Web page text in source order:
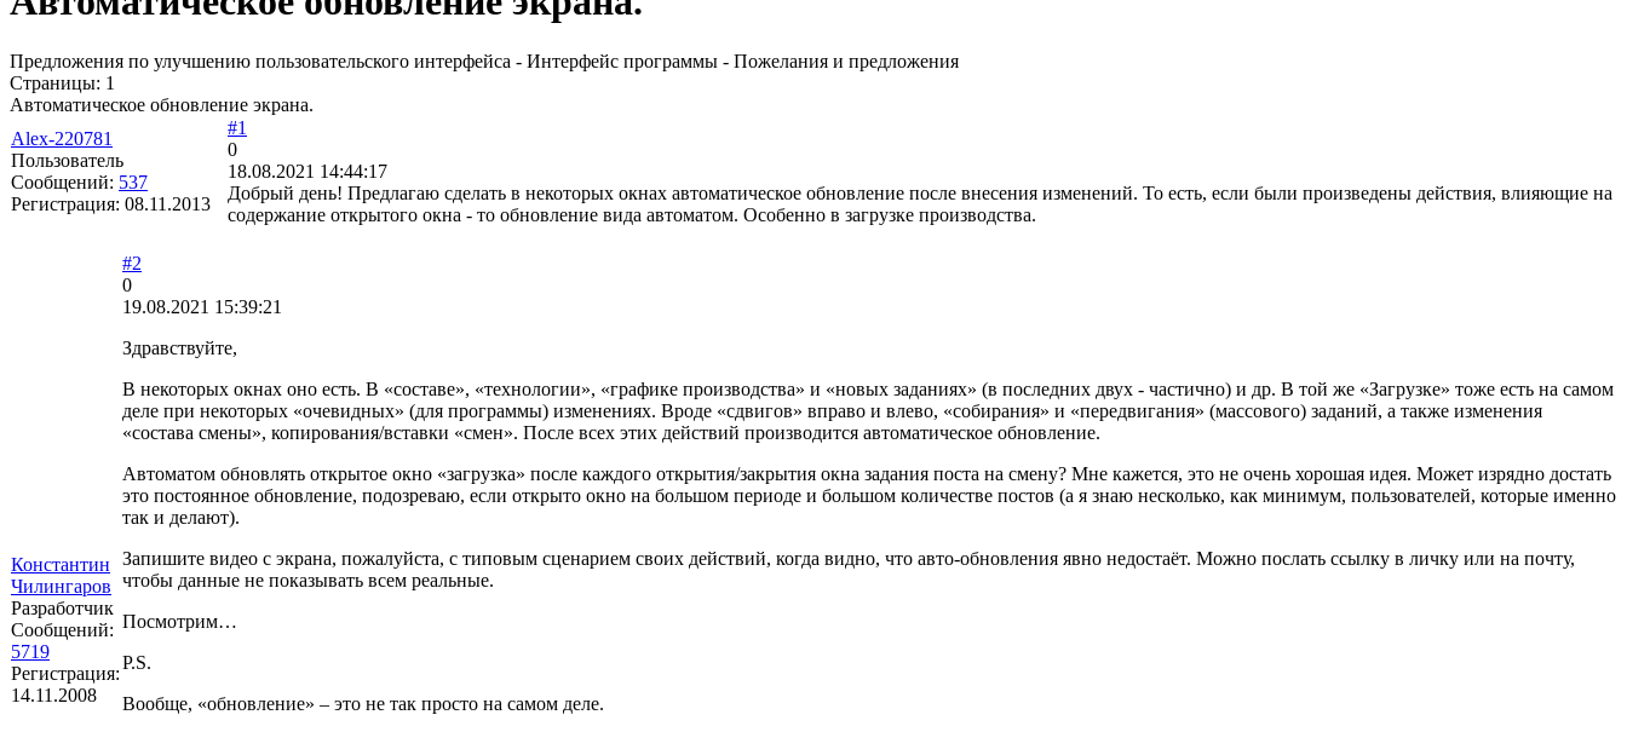
Предложения по улучшению пользовательского интерфейса - Интерфейс программы - Пожелания и предложения
Страницы: 1
Автоматическое обновление экрана.
Alex-220781
Пользователь
Сообщений: 537
Регистрация: 08.11.2013
#1
0
18.08.2021 14:44:17
Добрый день! Предлагаю сделать в некоторых окнах автоматическое обновление после внесения изменений. То есть, если были произведены действия, влияющие на
содержание открытого окна - то обновление вида автоматом. Особенно в загрузке производства.
Константин
Чилингаров
Разработчик
Сообщений:
5719
Регистрация:
14.11.2008
#2
0
19.08.2021 15:39:21
Здравствуйте,
В некоторых окнах оно есть. В «составе», «технологии», «графике производства» и «новых заданиях» (в последних двух - частично) и др. В той же «Загрузке» тоже есть на самом
деле при некоторых «очевидных» (для программы) изменениях. Вроде «сдвигов» вправо и влево, «собирания» и «передвигания» (массового) заданий, а также изменения
«состава смены», копирования/вставки «смен». После всех этих действий производится автоматическое обновление.
Автоматом обновлять открытое окно «загрузка» после каждого открытия/закрытия окна задания поста на смену? Мне кажется, это не очень хорошая идея. Может изрядно достать
это постоянное обновление, подозреваю, если открыто окно на большом периоде и большом количестве постов (а я знаю несколько, как минимум, пользователей, которые именно
так и делают).
Запишите видео с экрана, пожалуйста, с типовым сценарием своих действий, когда видно, что авто-обновления явно недостаёт. Можно послать ссылку в личку или на почту,
чтобы данные не показывать всем реальные.
Посмотрим…
P.S.
Вообще, «обновление» – это не так просто на самом деле.